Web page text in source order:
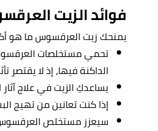
فوائد الزيت
يمنحك زيت العرقسوس ما هو
تحمي مستخلصات
الداكنة فيها، إذ لا
يساعدكِ الزيت في علاج
إذا كنت تعانين من تهيج
سيعزز مستخلص العرقسوس